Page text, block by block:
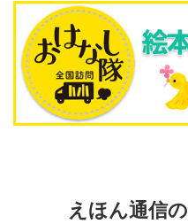
えほん通信